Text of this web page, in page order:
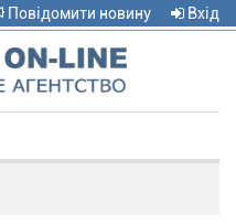
Повідомити новину Вхід
navigation